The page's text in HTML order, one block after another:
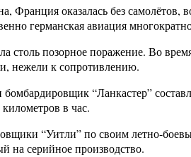
Франция оказалась без
германская авиация
столь позорное поражение. Во
нежели к сопротивлению.
бомбардировщик “Ланкастер”
в час.
“Уитли” по своим летно-
на серийное производство.